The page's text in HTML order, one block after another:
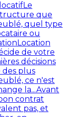
Le
que
quel type
ou
Location
de votre
décisions
plus
ce n'est
la...Avant
contrat
pas, et